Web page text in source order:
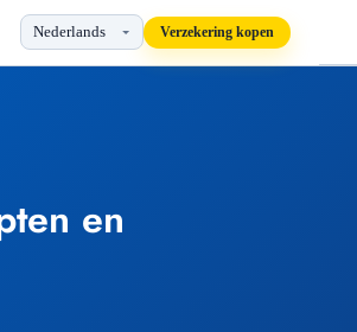
Verzekering kopen
en